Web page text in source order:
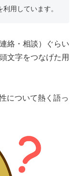
用しています。
絡・相談）ぐらい
文字をつなげた用
について熱く語っ